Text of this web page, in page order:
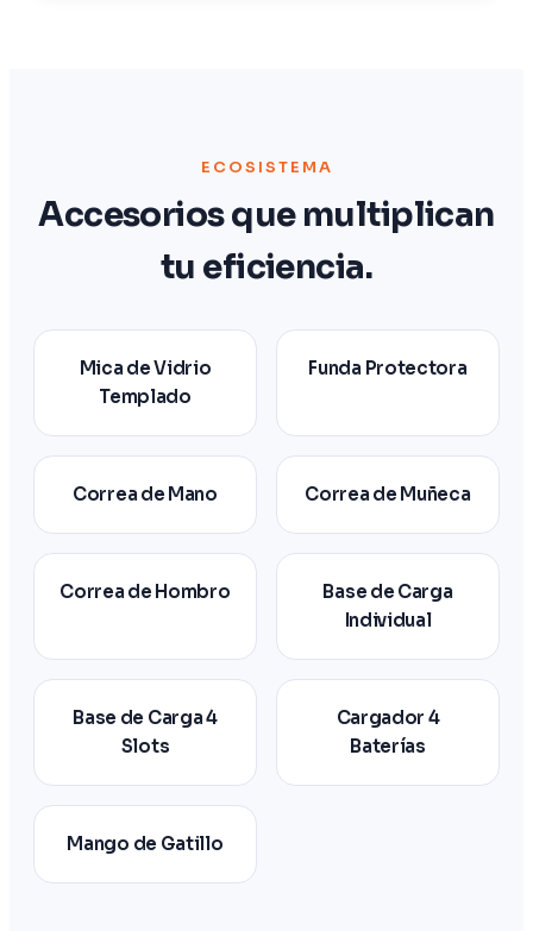
ECOSISTEMA
Accesorios que multiplican
tu eficiencia.
Mica de Vidrio
Templado
Funda Protectora
Correa de Mano Correa de Muñeca
Correa de Hombro
Base de Carga
Individual
Base de Carga 4
Slots
Cargador 4
Baterías
Mango de Gatillo